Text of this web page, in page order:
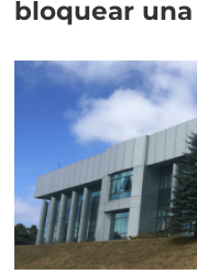
bloquear